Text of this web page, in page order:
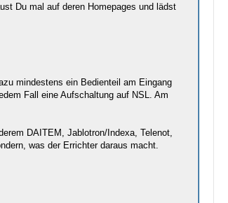
Du mal auf deren Homepages und lädst
mindestens ein Bedienteil am Eingang
Fall eine Aufschaltung auf NSL. Am
DAITEM, Jablotron/Indexa, Telenot,
was der Errichter daraus macht.